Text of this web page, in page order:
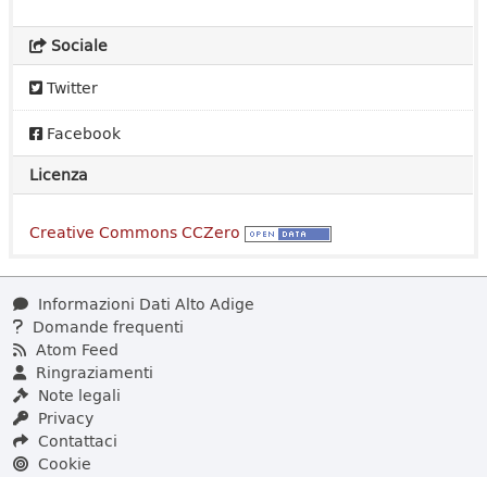
Sociale
Twitter
Facebook
Licenza
Creative Commons CCZero
Informazioni Dati Alto Adige
Domande frequenti
Atom Feed
Ringraziamenti
Note legali
Privacy
Contattaci
Cookie